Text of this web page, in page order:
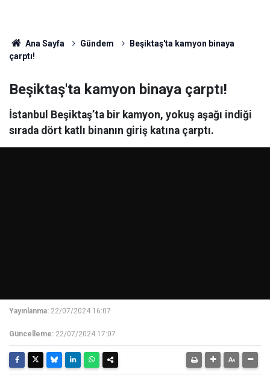
Ana Sayfa Gündem
Beşiktaş'ta kamyon binaya
çarptı!
Beşiktaş'ta kamyon binaya çarptı!
İstanbul Beşiktaş’ta bir kamyon, yokuş aşağı indiği
sırada dört katlı binanın giriş katına çarptı.
Yayınlanma: 22/07/2024 16:07
Güncelleme: 22/07/2024 17:07